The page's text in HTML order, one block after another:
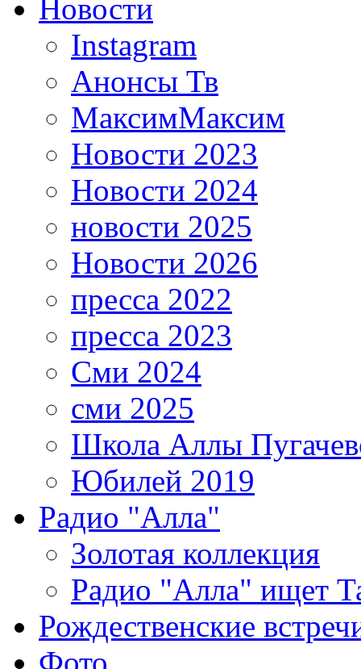
Новости
Instagram
Анонсы Тв
МаксимМаксим
Новости 2023
Новости 2024
новости 2025
Новости 2026
пресса 2022
пресса 2023
Сми 2024
сми 2025
Школа Аллы
Юбилей 2019
Радио "Алла"
Золотая коллекция
Радио "Алла" ищет
Рождественские
Фото